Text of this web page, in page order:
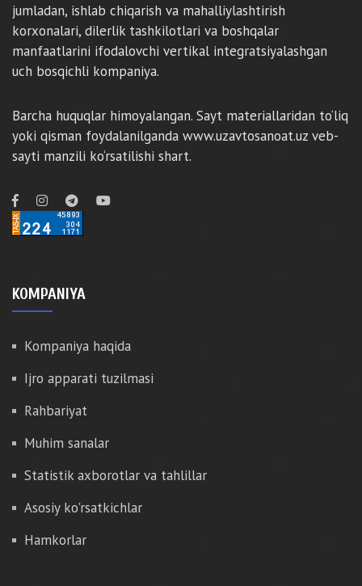
jumladan, ishlab chiqarish va mahalliylashtirish
korxonalari, dilerlik tashkilotlari va boshqalar
manfaatlarini ifodalovchi vertikal integratsiyalashgan
uch bosqichli kompaniya.
Barcha huquqlar himoyalangan. Sayt materiallaridan to‘liq
yoki qisman foydalanilganda www.uzavtosanoat.uz veb-
sayti manzili ko‘rsatilishi shart.
KOMPANIYA
Kompaniya haqida
Ijro apparati tuzilmasi
Rahbariyat
Muhim sanalar
Statistik axborotlar va tahlillar
Asosiy ko'rsatkichlar
Hamkorlar